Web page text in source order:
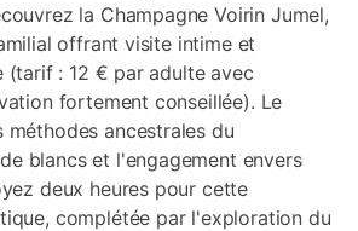
la Champagne Voirin Jumel,
offrant visite intime et
(tarif : 12 € par adulte avec
fortement conseillée). Le
méthodes ancestrales du
blancs et l'engagement envers
deux heures pour cette
complétée par l'exploration du